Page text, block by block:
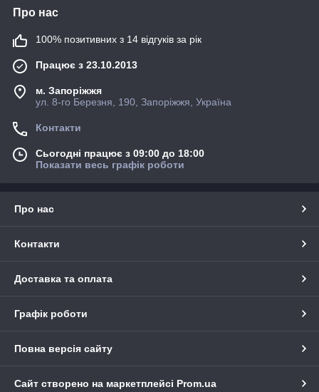
Про нас
100% позитивних з 14 відгуків за рік
Працює з 23.10.2013
м. Запоріжжя
ул. 8-го Березня, 190, Запоріжжя, Україна
Контакти
Сьогодні працює з 09:00 до 18:00
Показати весь графік роботи
Про нас
Контакти
Доставка та оплата
Графік роботи
Повна версія сайту
Сайт створено на маркетплейсі Prom.ua